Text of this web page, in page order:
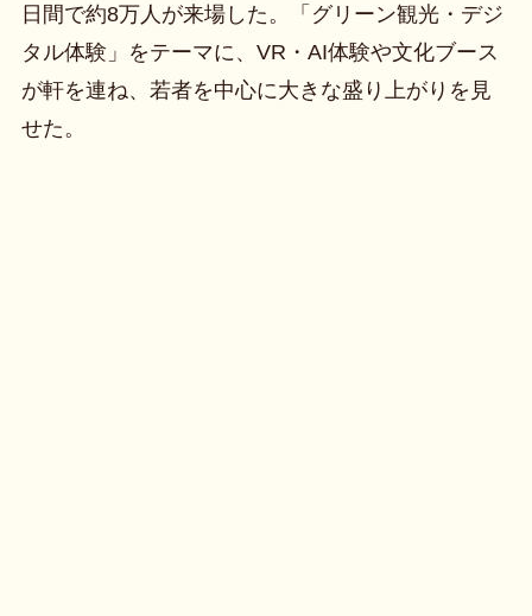
日間で約8万人が来場した。「グリーン観光・デジ
タル体験」をテーマに、VR・AI体験や文化ブース
が軒を連ね、若者を中心に大きな盛り上がりを見
せた。